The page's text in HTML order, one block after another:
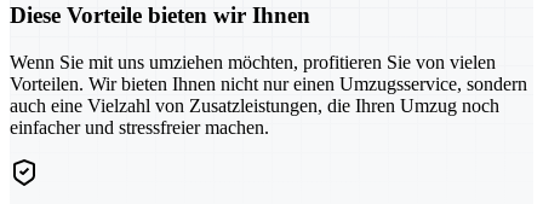
Diese Vorteile bieten wir Ihnen
Wenn Sie mit uns umziehen möchten, profitieren Sie von vielen
Vorteilen. Wir bieten Ihnen nicht nur einen Umzugsservice, sondern
auch eine Vielzahl von Zusatzleistungen, die Ihren Umzug noch
einfacher und stressfreier machen.